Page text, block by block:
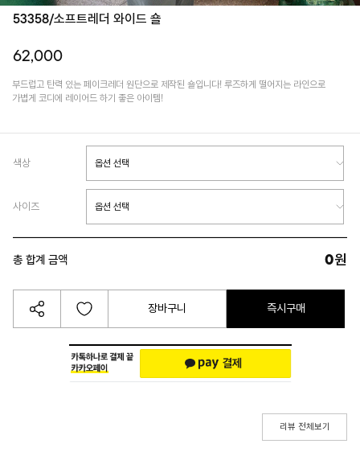
53358/소프트레더 와이드 숄
62,000
부드럽고 탄력 있는 페이크레더 원단으로 제작된 숄입니다! 루즈하게 떨어지는 라인으로
가볍게 코디에 레이어드 하기 좋은 아이템!
색상
사이즈
총 합계 금액 0원
장바구니 즉시구매
리뷰 전체보기